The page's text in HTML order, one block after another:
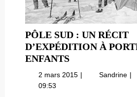
PÔLE SUD : UN RÉCIT
D’EXPÉDITION À
ENFANTSPÔLE
SUD
2 mars 2015 2
Sandrine
09:53